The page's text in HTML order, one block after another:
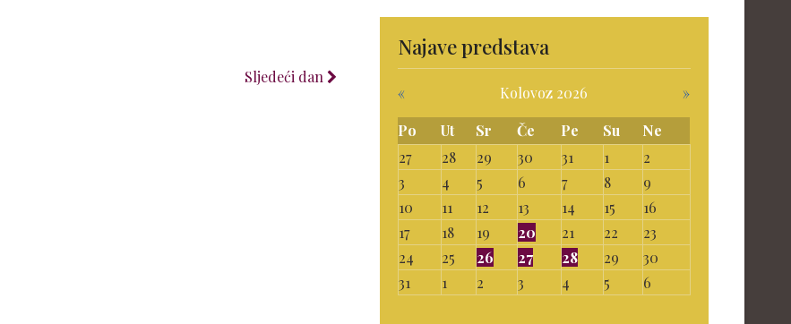
Sljedeći dan
Najave predstava
« Kolovoz 2026
»
Po
Ut Sr Če Pe Su
Ne
27
28 29 30 31 1
2
3
4 5 6 7 8
9
10
11 12 13 14 15
16
17
18 19 20 21 22
23
24
25 26 27 28 29
30
31
1 2 3 4 5 6